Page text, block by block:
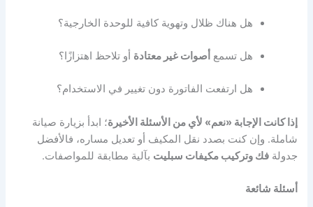
هل هناك ظلال وتهوية كافية للوحدة الخارجية؟
هل تسمع أصوات غير معتادة أو تلاحظ اهتزازًا؟
هل ارتفعت الفاتورة دون تغيير في الاستخدام؟
إذا كانت الإجابة «نعم» لأي من الأسئلة الأخيرة؛ ابدأ بزيارة صيانة
شاملة. وإن كنت بصدد نقل المكيف أو تعديل مساره، فالأفضل
جدولةفك وتركيب مكيفات سبليت بآلية مطابقة للمواصفات.
أسئلة شائعة